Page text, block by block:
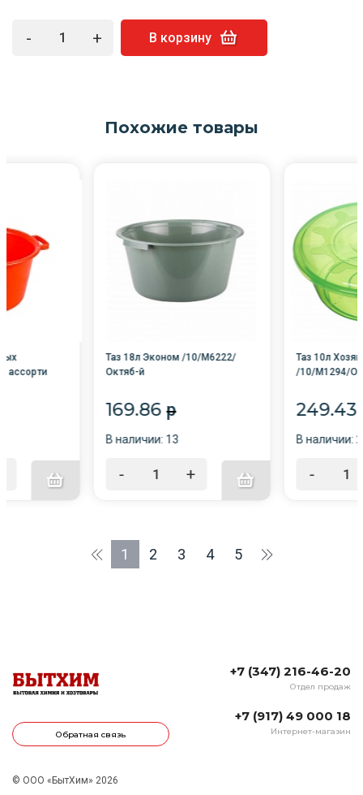
- + В корзину
Похожие товары
ассорти
Таз 18л Эконом /10/М6222/
Октяб-й
169.86 p
В наличии: 13
- +
Таз 10л
/10/М1294/
249.43
В наличии:
-
1 2 3 4 5
Обратная связь
+7 (347) 216-46-20
Отдел продаж
+7 (917) 49 000 18
Интернет-магазин
© ООО «БытХим» 2026